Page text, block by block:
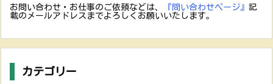
お問い合わせ・お仕事のご依頼などは、
『問い合わせページ』 記
載のメールアドレスまでよろしくお願いいたします。
カテゴリー